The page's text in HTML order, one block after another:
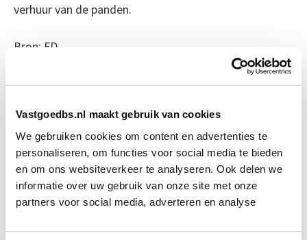
Vastgoedbs.nl maakt gebruik van cookies
We gebruiken cookies om content en advertenties te
personaliseren, om functies voor social media te bieden
en om ons websiteverkeer te analyseren. Ook delen we
informatie over uw gebruik van onze site met onze
partners voor social media, adverteren en analyse
verhuur van de panden.
Bron: FD
Boeiend verhaal? Duik dan eens
in deze opleidingen:
Vastgoedmanagement Start wo 16 sep
Vastgoedrekenen, opbrengsten en
kosten
Start do 5
nov